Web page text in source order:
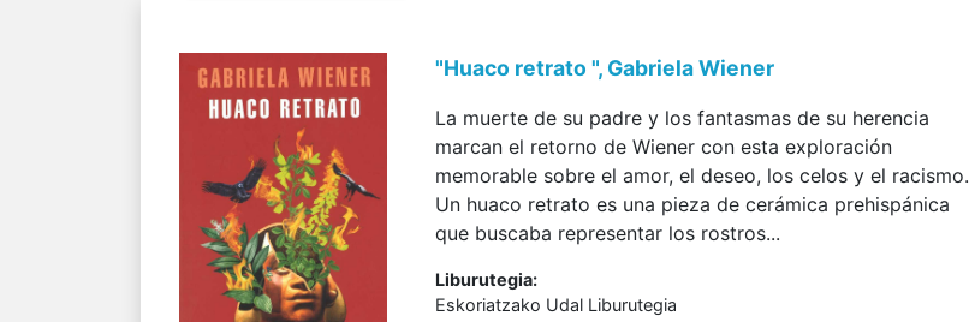
"Huaco retrato ", Gabriela Wiener
La muerte de su padre y los fantasmas de su herencia
marcan el retorno de Wiener con esta exploración
memorable sobre el amor, el deseo, los celos y el racismo.
Un huaco retrato es una pieza de cerámica prehispánica
que buscaba representar los rostros...
Liburutegia:
Eskoriatzako Udal Liburutegia